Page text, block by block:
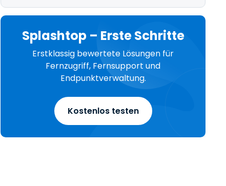
Splashtop – Erste Schritte
Erstklassig bewertete Lösungen für
Fernzugriff, Fernsupport und
Endpunktverwaltung.
Kostenlos testen